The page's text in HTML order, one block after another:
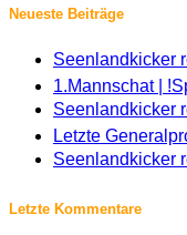
Neueste Beiträge
Seenlandkicker
1.Mannschat |
Seenlandkicker
Letzte
Seenlandkicker
Letzte Kommentare